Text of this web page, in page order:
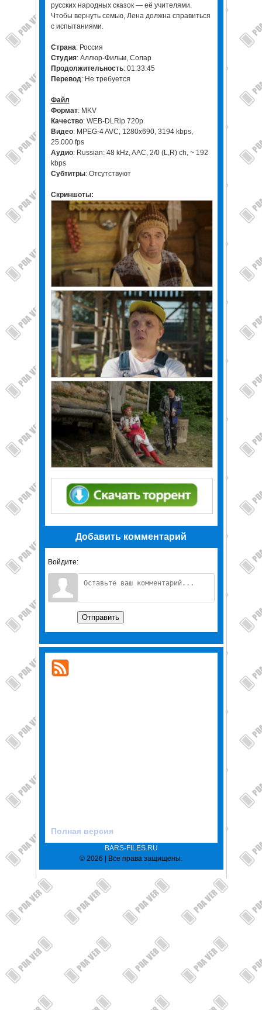
русских народных сказок — её учителями.
Чтобы вернуть семью, Лена должна справиться
с испытаниями.
Страна: Россия
Студия: Аллюр-Фильм, Солар
Продолжительность: 01:33:45
Перевод: Не требуется
Файл
Формат: MKV
Качество: WEB-DLRip 720p
Видео: MPEG-4 AVC, 1280x690, 3194 kbps,
25.000 fps
Аудио: Russian: 48 kHz, AAC, 2/0 (L,R) ch, ~ 192
kbps
Субтитры: Отсутствуют
Скриншоты:
Добавить комментарий
Войдите:
Отправить
Полная версия
BARS-FILES.RU
© 2026 | Все права защищены.